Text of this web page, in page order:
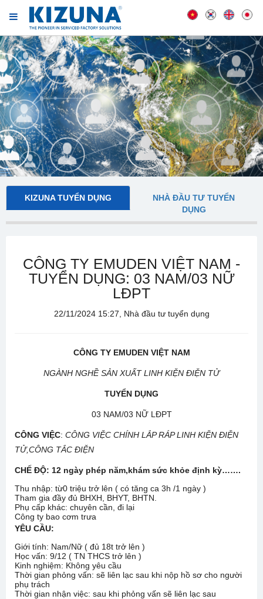
KIZUNA TUYỂN DỤNG
NHÀ ĐẦU TƯ TUYỂN
DỤNG
CÔNG TY EMUDEN VIỆT NAM -
TUYỂN DỤNG: 03 NAM/03 NỮ
LĐPT
22/11/2024 15:27, Nhà đầu tư tuyển dụng
CÔNG TY EMUDEN VIỆT NAM
NGÀNH NGHỀ SẢN XUẤT LINH KIỆN ĐIỆN TỬ
TUYỂN DỤNG
03 NAM/03 NỮ LĐPT
CÔNG VIỆC: CÔNG VIỆC CHÍNH LẮP RÁP LINH KIỆN ĐIỆN
TỬ,CÔNG TẮC ĐIỆN
CHẾ ĐỘ: 12 ngày phép năm,khám sức khỏe định kỳ…….
Thu nhập: từ0 triệu trở lên ( có tăng ca 3h /1 ngày )
Tham gia đầy đủ BHXH, BHYT, BHTN.
Phụ cấp khác: chuyên cần, đi lại
Công ty bao cơm trưa
YÊU CẦU:
Giới tính: Nam/Nữ ( đủ 18t trở lên )
Học vấn: 9/12 ( TN THCS trở lên )
Kinh nghiệm: Không yêu cầu
Thời gian phỏng vấn: sẽ liên lạc sau khi nộp hồ sơ cho người
phụ trách
Thời gian nhận việc: sau khi phỏng vấn sẽ liên lạc sau